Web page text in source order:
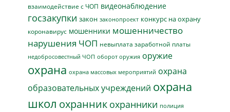
взаимодействие с ЧОП видеонаблюдение
госзакупки закон законопроект конкурс на охрану
коронавирус мошенники мошенничество
нарушения ЧОП невыплата заработной платы
недобросовестный ЧОП оборот оружия оружие
охрана охрана массовых мероприятий охрана
образовательных учреждений охрана
школ охранник охранники полиция